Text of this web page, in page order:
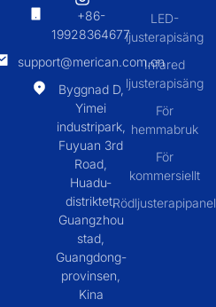
+86-
19928364677
support@merican.com.cn
Byggnad D,
Yimei
industripark,
Fuyuan 3rd
Road,
Huadu-
distriktet,
Guangzhou
stad,
Guangdong-
provinsen,
Kina
LED-
ljusterapisäng
Infared
ljusterapisäng
För
hemmabruk
För
kommersiellt
Rödljusterapipanel